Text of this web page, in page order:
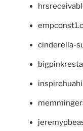
cinderella-